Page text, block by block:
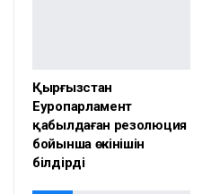
Қырғызстан
Еуропарламент
қабылдаған резолюция
бойынша өкінішін
білдірді